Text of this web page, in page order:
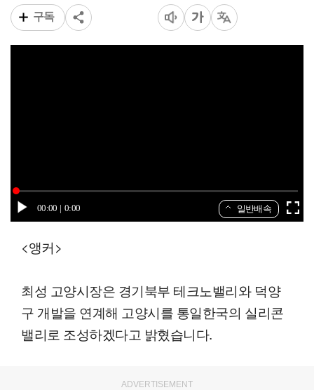
구독
00:00 0:00 일반배속
<앵커>
최성 고양시장은 경기북부 테크노밸리와 덕양
구 개발을 연계해 고양시를 통일한국의 실리콘
밸리로 조성하겠다고 밝혔습니다.
ADVERTISEMENT